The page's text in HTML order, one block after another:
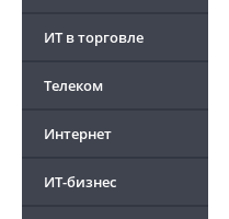
ИТ в торговле
Телеком
Интернет
ИТ-бизнес